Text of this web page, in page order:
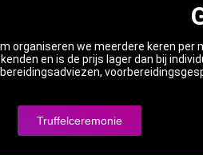
organiseren we meerdere keren
en is de prijs lager dan bij
Truffelceremonie